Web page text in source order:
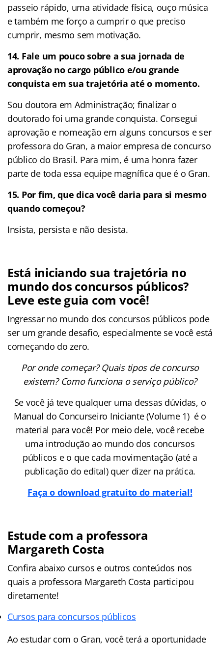
passeio rápido, uma atividade física, ouço música
e também me forço a cumprir o que preciso
cumprir, mesmo sem motivação.
14. Fale um pouco sobre a sua jornada de
aprovação no cargo público e/ou grande
conquista em sua trajetória até o momento.
Sou doutora em Administração; finalizar o
doutorado foi uma grande conquista. Consegui
aprovação e nomeação em alguns concursos e ser
professora do Gran, a maior empresa de concurso
público do Brasil. Para mim, é uma honra fazer
parte de toda essa equipe magnífica que é o Gran.
15. Por fim, que dica você daria para si mesmo
quando começou?
Insista, persista e não desista.
Está iniciando sua trajetória no
mundo dos concursos públicos?
Leve este guia com você!
Ingressar no mundo dos concursos públicos pode
ser um grande desafio, especialmente se você está
começando do zero.
Por onde começar? Quais tipos de concurso
existem? Como funciona o serviço público?
Se você já teve qualquer uma dessas dúvidas, o
Manual do Concurseiro Iniciante (Volume 1) é o
material para você! Por meio dele, você recebe
uma introdução ao mundo dos concursos
públicos e o que cada movimentação (até a
publicação do edital) quer dizer na prática.
Faça o download gratuito do material!
Estude com a professora
Margareth Costa
Confira abaixo cursos e outros conteúdos nos
quais a professora Margareth Costa participou
diretamente!
Cursos para concursos públicos
Ao estudar com o Gran, você terá a oportunidade